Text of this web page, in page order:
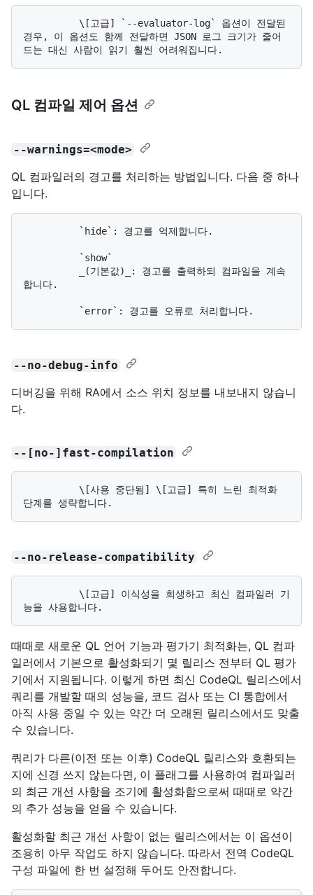
경우, 이 옵션도 함께 전달하면 JSON 로그 크기가 줄어
QL 컴파일 제어 옵션
--warnings=<mode>
QL 컴파일러의 경고를 처리하는 방법입니다. 다음 중 하나
입니다.
합니다.
--no-debug-info
디버깅을 위해 RA에서 소스 위치 정보를 내보내지 않습니
다.
--[no-]fast-compilation
--no-release-compatibility
때때로 새로운 QL 언어 기능과 평가기 최적화는, QL 컴파
일러에서 기본으로 활성화되기 몇 릴리스 전부터 QL 평가
기에서 지원됩니다. 이렇게 하면 최신 CodeQL 릴리스에서
쿼리를 개발할 때의 성능을, 코드 검사 또는 CI 통합에서
아직 사용 중일 수 있는 약간 더 오래된 릴리스에서도 맞출
수 있습니다.
쿼리가 다른(이전 또는 이후) CodeQL 릴리스와 호환되는
지에 신경 쓰지 않는다면, 이 플래그를 사용하여 컴파일러
의 최근 개선 사항을 조기에 활성화함으로써 때때로 약간
의 추가 성능을 얻을 수 있습니다.
활성화할 최근 개선 사항이 없는 릴리스에서는 이 옵션이
조용히 아무 작업도 하지 않습니다. 따라서 전역 CodeQL
구성 파일에 한 번 설정해 두어도 안전합니다.